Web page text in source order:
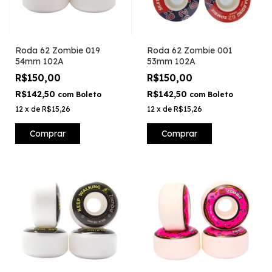
Roda 62 Zombie 019
54mm 102A
R$150,00
R$142,50 com Boleto
12 x de R$15,26
Comprar
Roda 62 Zombie 001
53mm 102A
R$150,00
R$142,50 com Boleto
12 x de R$15,26
Comprar